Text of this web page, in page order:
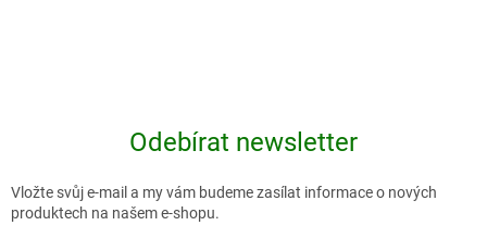
Odebírat newsletter
Vložte svůj e-mail a my vám budeme zasílat informace o nových
produktech na našem e-shopu.